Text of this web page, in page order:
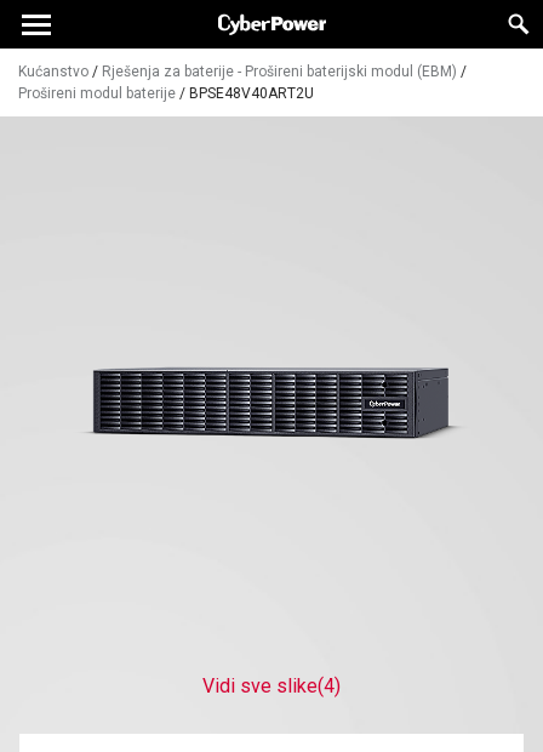
Kućanstvo / Rješenja za baterije - Prošireni baterijski modul (EBM) /
Prošireni modul baterije / BPSE48V40ART2U
Vidi sve slike(4)